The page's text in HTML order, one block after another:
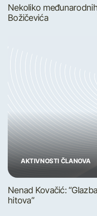
Nekoliko
Božičevića
AKTIVNOSTI ČLANOVA
Nenad Kovačić:
hitova”